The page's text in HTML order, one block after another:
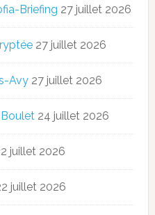
Briefing 27 juillet 2026
27 juillet 2026
Avy 27 juillet 2026
24 juillet 2026
juillet 2026
juillet 2026